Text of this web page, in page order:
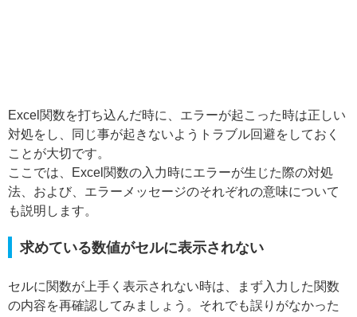
Excel関数を打ち込んだ時に、エラーが起こった時は正しい
対処をし、同じ事が起きないようトラブル回避をしておく
ことが大切です。
ここでは、Excel関数の入力時にエラーが生じた際の対処
法、および、エラーメッセージのそれぞれの意味について
も説明します。
求めている数値がセルに表示されない
セルに関数が上手く表示されない時は、まず入力した関数
の内容を再確認してみましょう。それでも誤りがなかった